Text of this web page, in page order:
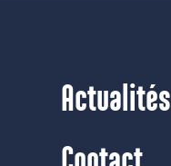
Actualités